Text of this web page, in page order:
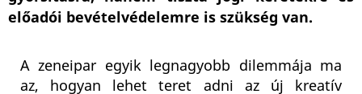
előadói bevételvédelemre is szükség van.
A zeneipar egyik legnagyobb dilemmája ma
az, hogyan lehet teret adni az új kreatív